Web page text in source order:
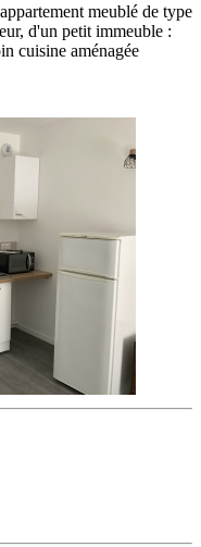
meublé de type
d'un petit immeuble :
cuisine aménagée